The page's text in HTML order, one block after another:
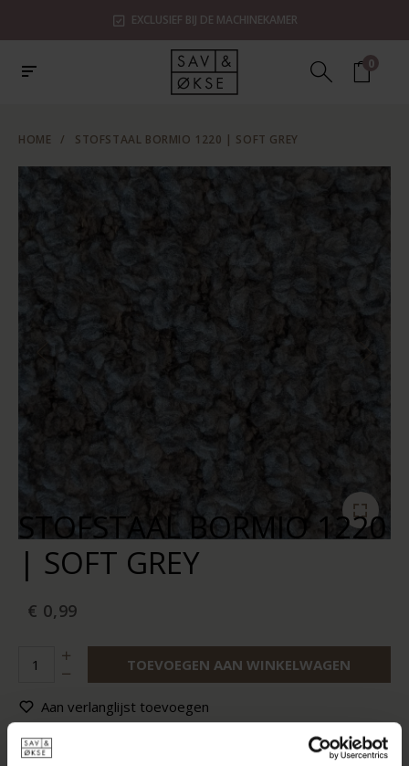
EXCLUSIEF BIJ DE MACHINEKAMER
0
HOME / STOFSTAAL BORMIO 1220 | SOFT GREY
STOFSTAAL BORMIO 1220
| SOFT GREY
€ 0,99
TOEVOEGEN AAN WINKELWAGEN
Aan verlanglijst toevoegen
Op voorraad:
Levertijd: